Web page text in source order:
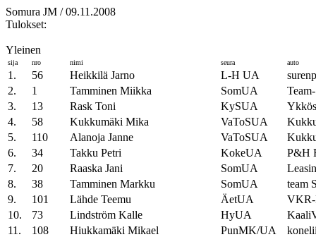
Somura JM / 09.11.2008
Tulokset:
Yleinen
sija nro nimi seura auto
1. 56 Heikkilä Jarno L-H UA
2.
1 Tamminen Miikka SomUA
3.
13 Rask Toni KySUA
4.
58 Kukkumäki Mika VaToSUA
5.
110 Alanoja Janne VaToSUA
6.
34 Takku Petri KokeUA
P&H
7.
20 Raaska Jani SomUA
8.
38 Tamminen Markku SomUA
team
9.
101 Lähde Teemu ÄetUA
10.
73 Lindström Kalle HyUA
11.
108 Hiukkamäki Mikael PunMK/UA